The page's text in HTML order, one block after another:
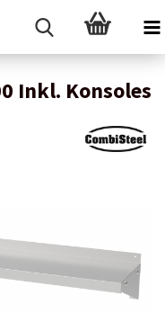
Inkl. Konsoles